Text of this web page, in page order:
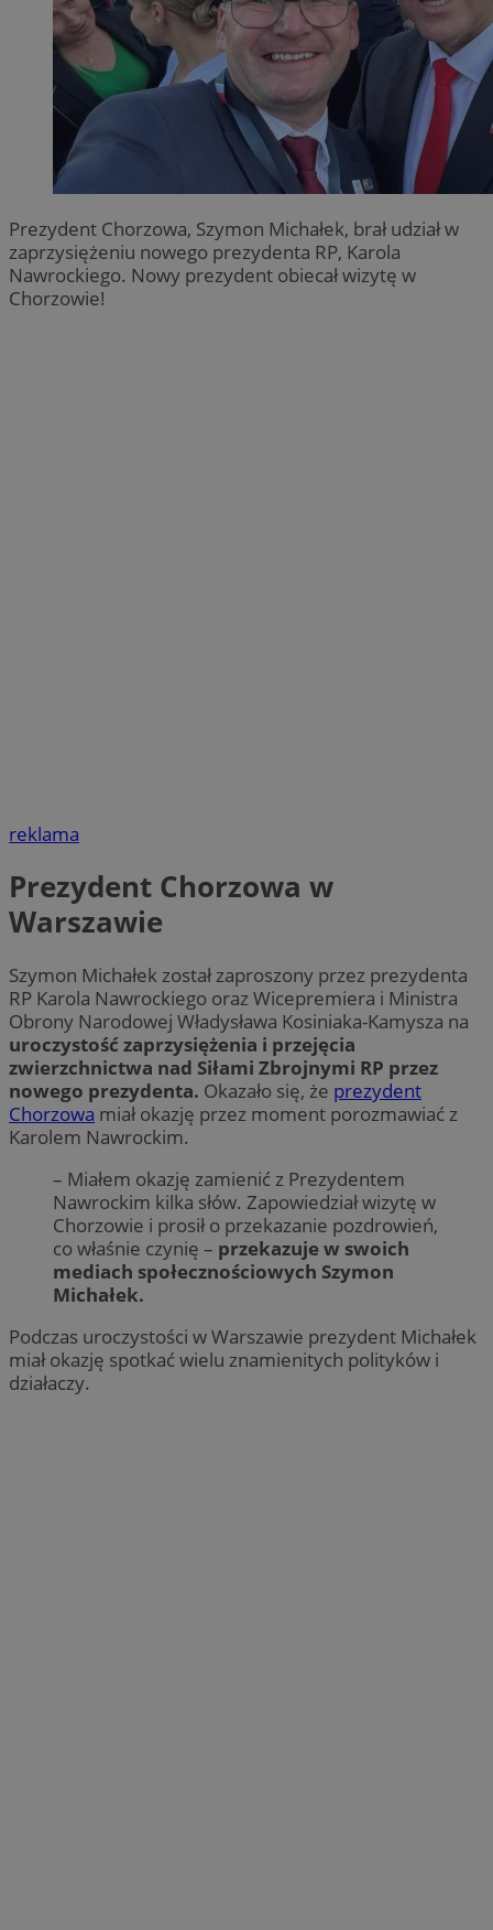
Prezydent Chorzowa, Szymon Michałek, brał udział w
zaprzysiężeniu nowego prezydenta RP, Karola
Nawrockiego. Nowy prezydent obiecał wizytę w
Chorzowie!
reklama
Prezydent Chorzowa w
Warszawie
Szymon Michałek został zaproszony przez prezydenta
RP Karola Nawrockiego oraz Wicepremiera i Ministra
Obrony Narodowej Władysława Kosiniaka-Kamysza na
uroczystość zaprzysiężenia i przejęcia
zwierzchnictwa nad Siłami Zbrojnymi RP przez
nowego prezydenta. Okazało się, że prezydent
Chorzowa miał okazję przez moment porozmawiać z
Karolem Nawrockim.
– Miałem okazję zamienić z Prezydentem
Nawrockim kilka słów. Zapowiedział wizytę w
Chorzowie i prosił o przekazanie pozdrowień,
co właśnie czynię – przekazuje w swoich
mediach społecznościowych Szymon
Michałek.
Podczas uroczystości w Warszawie prezydent Michałek
miał okazję spotkać wielu znamienitych polityków i
działaczy.